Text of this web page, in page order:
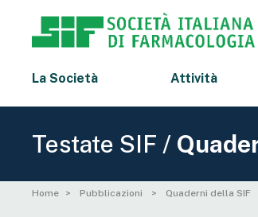
La Società Attività
Testate SIF /
Home Pubblicazioni Quaderni della SIF